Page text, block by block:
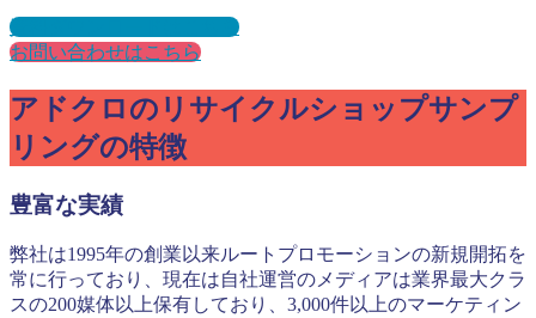
資料ダウンロードはこちら
お問い合わせはこちら
アドクロのリサイクルショップサンプ
リングの特徴
豊富な実績
弊社は1995年の創業以来ルートプロモーションの新規開拓を
常に行っており、現在は自社運営のメディアは業界最大クラ
スの200媒体以上保有しており、3,000件以上のマーケティン